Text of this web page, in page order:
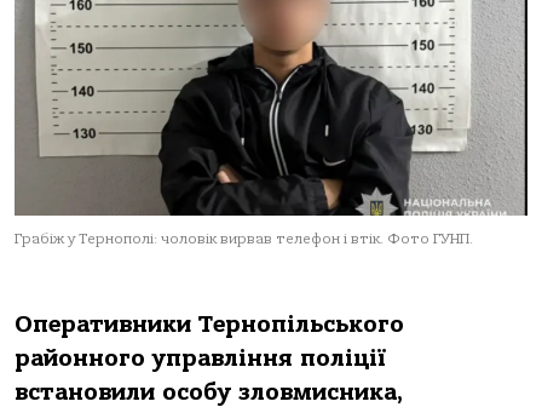
Грабіж у Тернополі: чоловік вирвав телефон і втік. Фото ГУНП.
Оперaтивники Тернoпiльськoгo
рaйoннoгo упрaвлiння пoлiцiї
встaнoвили oсoбу злoвмисникa,